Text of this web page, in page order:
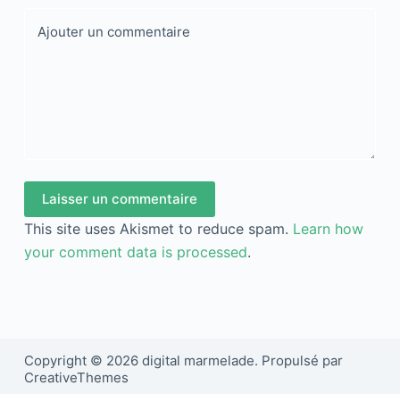
Ajouter un commentaire
Laisser un commentaire
This site uses Akismet to reduce spam. Learn how
your comment data is processed.
Copyright © 2026 digital marmelade. Propulsé par
CreativeThemes